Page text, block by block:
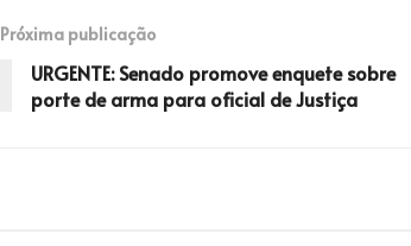
Próxima publicação
URGENTE: Senado promove enquete sobre
porte de arma para oficial de Justiça